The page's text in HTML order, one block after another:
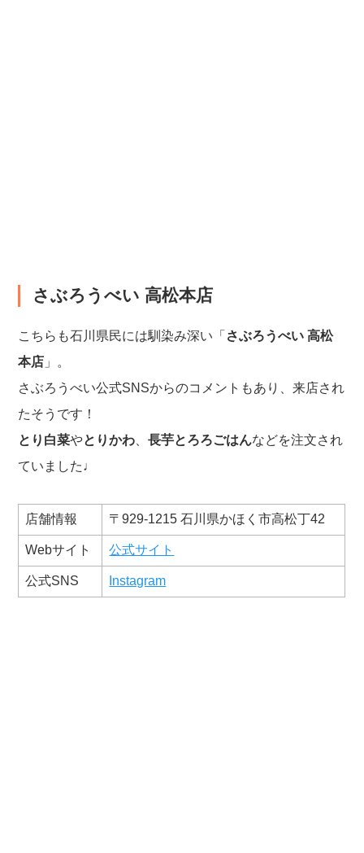
さぶろうべい 高松本店
こちらも石川県民には馴染み深い「 さぶろうべい 高松
本店 」。
さぶろうべい公式SNSからのコメントもあり、来店され
たそうです！
とり白菜やとりかわ 、長芋とろろごはんなどを注文され
ていました♩
店舗情報 〒929-1215 石川県かほく市高松丁42
Webサイト 公式サイト
公式SNS Instagram